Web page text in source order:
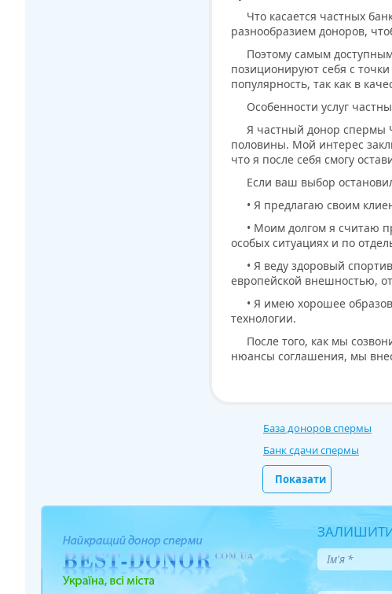
Что касается частных
разнообразием доноров,
Поэтому самым
позиционируют себя с
популярность, так как в
Особенности услуг
Я частный донор спермы
половины. Мой интерес
что я после себя смогу
Если ваш выбор
• Я предлагаю своим
• Моим долгом я считаю
особых ситуациях и по
• Я веду здоровый
европейской внешностью,
• Я имею хорошее
технологии.
После того, как мы
нюансы соглашения, мы
База доноров спермы
Банк сдачи спермы
Показати
ЗАЛИШИТИ